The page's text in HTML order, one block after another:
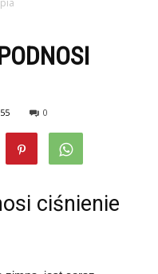
0
ciśnienie